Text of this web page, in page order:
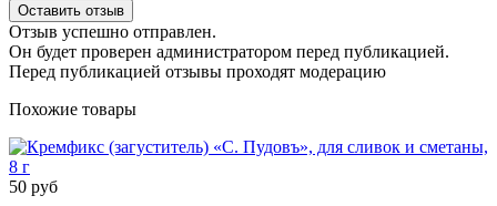
Оставить отзыв
Отзыв успешно отправлен.
Он будет проверен администратором перед публикацией.
Перед публикацией отзывы проходят модерацию
Похожие товары
50 руб